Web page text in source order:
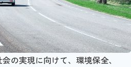
の実現に向けて、環境保全、